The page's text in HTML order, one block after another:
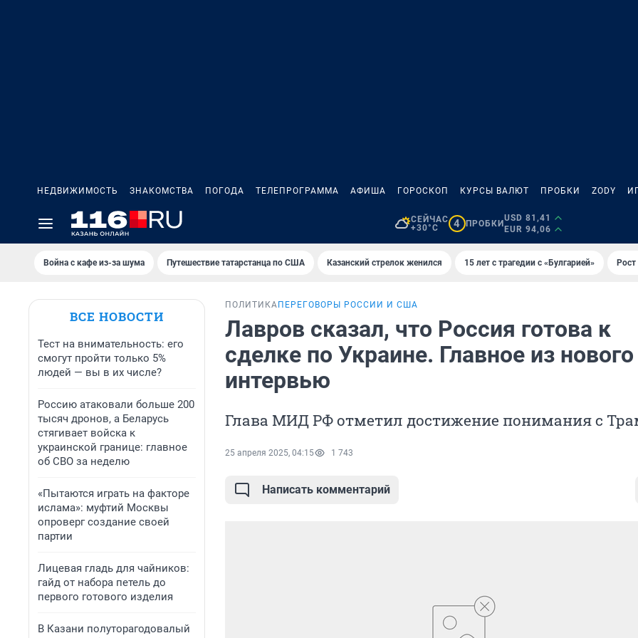
НЕДВИЖИМОСТЬ ЗНАКОМСТВА ПОГОДА ТЕЛЕПРОГРАММА АФИША ГОРОСКОП КУРСЫ ВАЛЮТ ПРОБКИ ZODY
СЕЙЧАС
+30°C
4 ПРОБКИ
USD 81,41
EUR 94,06
Война с кафе из-за шума Путешествие татарстанца по США Казанский стрелок женился 15 лет с трагедии с «Булгарией»
ВСЕ НОВОСТИ
Тест на внимательность: его
смогут пройти только 5%
людей — вы в их числе?
Россию атаковали больше 200
тысяч дронов, а Беларусь
стягивает войска к
украинской границе: главное
об СВО за неделю
«Пытаются играть на факторе
ислама»: муфтий Москвы
опроверг создание своей
партии
Лицевая гладь для чайников:
гайд от набора петель до
первого готового изделия
В Казани полуторагодовалый
ПОЛИТИКА ПЕРЕГОВОРЫ РОССИИ И США
Лавров сказал, что Россия готова к
сделке по Украине. Главное из нового
интервью
Глава МИД РФ отметил достижение понимания с
25 апреля 2025, 04:15 1 743
Написать комментарий